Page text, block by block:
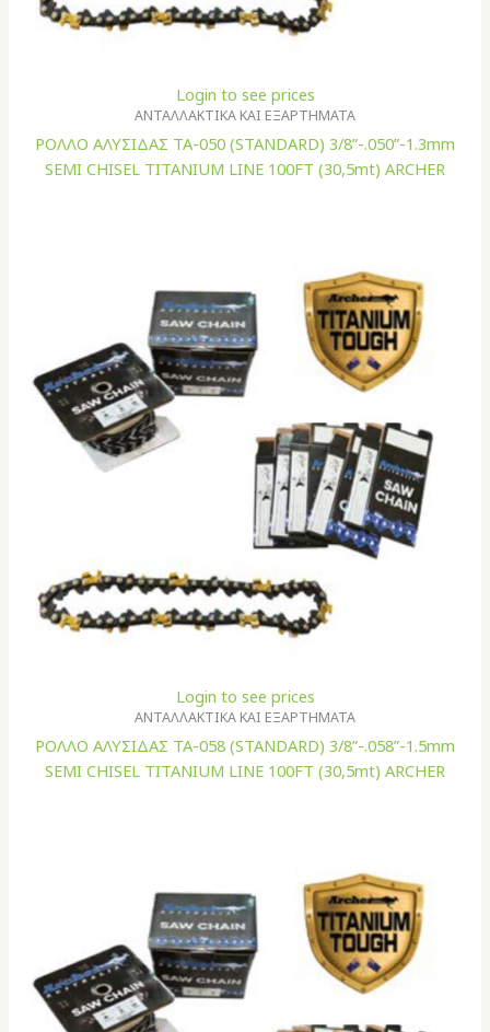
Login to see prices
ΑΝΤΑΛΛΑΚΤΙΚΑ ΚΑΙ ΕΞΑΡΤΗΜΑΤΑ
ΡΟΛΛΟ ΑΛΥΣΙΔΑΣ TA-050 (STANDARD) 3/8”-.050”-1.3mm
SEMI CHISEL TITANIUM LINE 100FT (30,5mt) ARCHER
Login to see prices
ΑΝΤΑΛΛΑΚΤΙΚΑ ΚΑΙ ΕΞΑΡΤΗΜΑΤΑ
ΡΟΛΛΟ ΑΛΥΣΙΔΑΣ TA-058 (STANDARD) 3/8”-.058”-1.5mm
SEMI CHISEL TITANIUM LINE 100FT (30,5mt) ARCHER